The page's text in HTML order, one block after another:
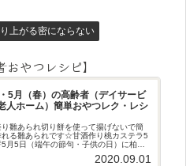
り上がる密にならない
おやつレシピ】
5月（春）の高齢者（デイサービ
人ホーム）簡単おやつレク・レシ
り雛あられ切り餅を使って揚げないで簡
れる雛あられです☆甘酒作り桃カステラ5
5月5日（端午の節句・子供の日）に柏餅
ちまき作りです☆ほうじ茶プリン抹茶パ
2020.09.01